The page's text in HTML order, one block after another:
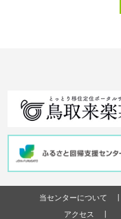
当センターについて
アクセス